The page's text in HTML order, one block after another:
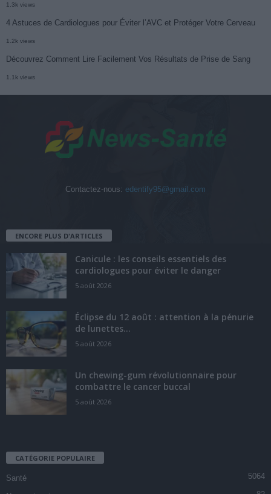
1.3k views
4 Astuces de Cardiologues pour Éviter l’AVC et Protéger Votre Cerveau
1.2k views
Découvrez Comment Lire Facilement Vos Résultats de Prise de Sang
1.1k views
Contactez-nous: edentify95@gmail.com
ENCORE PLUS D'ARTICLES
Canicule : les conseils essentiels des
cardiologues pour éviter le danger
5 août 2026
Éclipse du 12 août : attention à la pénurie
de lunettes...
5 août 2026
Un chewing-gum révolutionnaire pour
combattre le cancer buccal
5 août 2026
CATÉGORIE POPULAIRE
Santé 5064